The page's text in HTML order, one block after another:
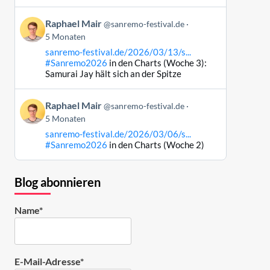
Bluesky
ansehen
Beitrag
von
Raphael
Raphael Mair @sanremo-festival.de
5 Monaten
sanremo-festival.de/2026/03/13/s...
#Sanremo2026 in den Charts (Woche 3):
Samurai Jay hält sich an der Spitze
Beitrag
von
Raphael
Bluesky
ansehen
Raphael Mair @sanremo-festival.de
5 Monaten
sanremo-festival.de/2026/03/06/s...
#Sanremo2026 in den Charts (Woche 2)
Blog abonnieren
Name*
E-Mail-Adresse*